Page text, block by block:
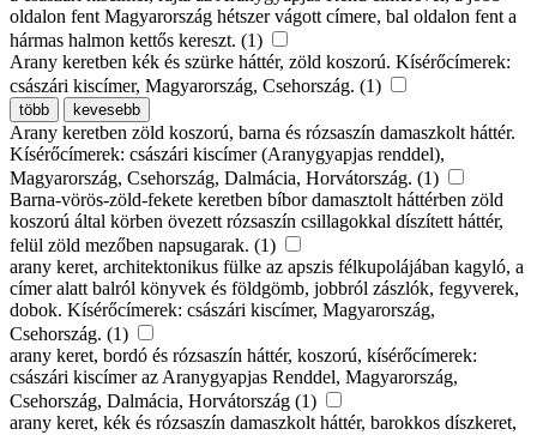
oldalon fent Magyarország hétszer vágott címere, bal oldalon fent a
hármas halmon kettős kereszt. (1)
Arany keretben kék és szürke háttér, zöld koszorú. Kísérőcímerek:
császári kiscímer, Magyarország, Csehország. (1)
több kevesebb
Arany keretben zöld koszorú, barna és rózsaszín damaszkolt háttér.
Kísérőcímerek: császári kiscímer (Aranygyapjas renddel),
Magyarország, Csehország, Dalmácia, Horvátország. (1)
Barna-vörös-zöld-fekete keretben bíbor damasztolt háttérben zöld
koszorú által körben övezett rózsaszín csillagokkal díszített háttér,
felül zöld mezőben napsugarak. (1)
arany keret, architektonikus fülke az apszis félkupolájában kagyló, a
címer alatt balról könyvek és földgömb, jobbról zászlók, fegyverek,
dobok. Kísérőcímerek: császári kiscímer, Magyarország,
Csehország. (1)
arany keret, bordó és rózsaszín háttér, koszorú, kísérőcímerek:
császári kiscímer az Aranygyapjas Renddel, Magyarország,
Csehország, Dalmácia, Horvátország (1)
arany keret, kék és rózsaszín damaszkolt háttér, barokkos díszkeret,